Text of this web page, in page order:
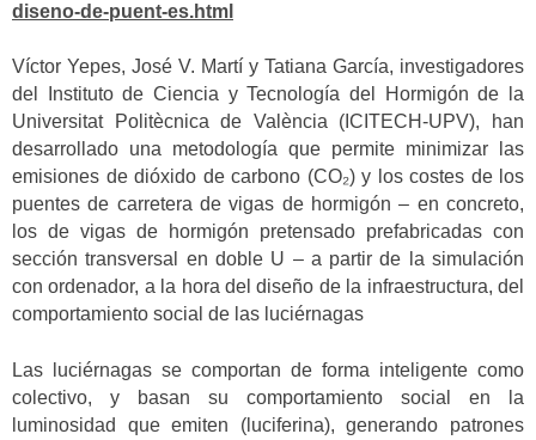
diseno-de-puent-es.html
Víctor Yepes, José V. Martí y Tatiana García, investigadores
del Instituto de Ciencia y Tecnología del Hormigón de la
Universitat Politècnica de València (ICITECH-UPV), han
desarrollado una metodología que permite minimizar las
emisiones de dióxido de carbono (CO₂) y los costes de los
puentes de carretera de vigas de hormigón – en concreto,
los de vigas de hormigón pretensado prefabricadas con
sección transversal en doble U – a partir de la simulación
con ordenador, a la hora del diseño de la infraestructura, del
comportamiento social de las luciérnagas
Las luciérnagas se comportan de forma inteligente como
colectivo, y basan su comportamiento social en la
luminosidad que emiten (luciferina), generando patrones